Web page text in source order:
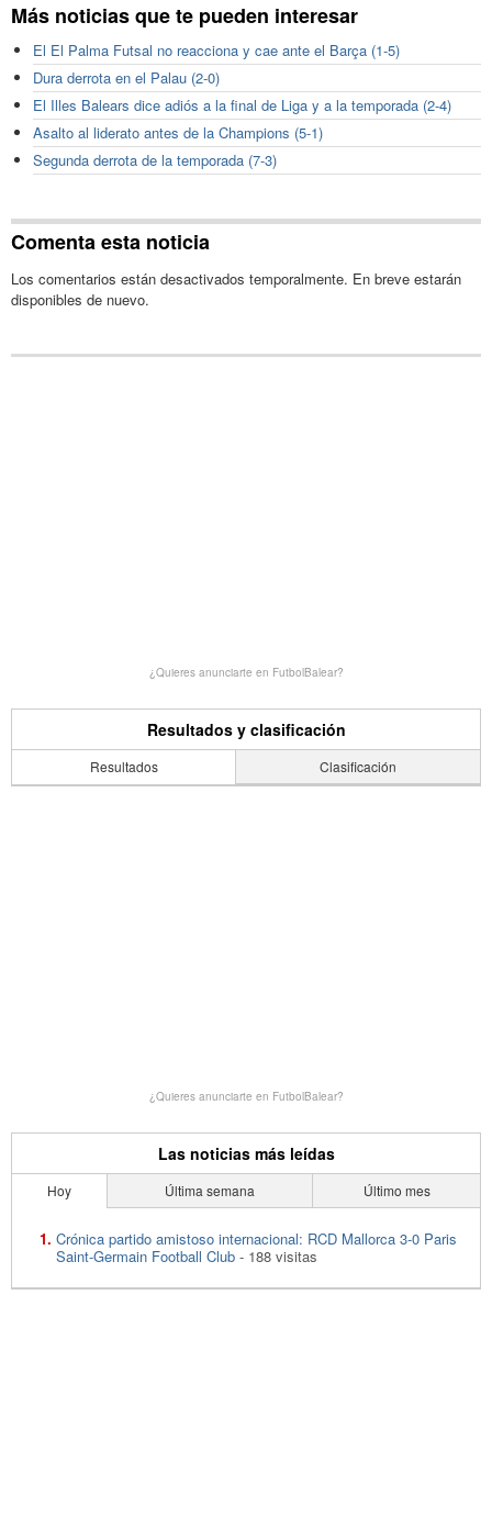
Más noticias que te pueden interesar
El El Palma Futsal no reacciona y cae ante el Barça (1-5)
Dura derrota en el Palau (2-0)
El Illes Balears dice adiós a la final de Liga y a la temporada (2-4)
Asalto al liderato antes de la Champions (5-1)
Segunda derrota de la temporada (7-3)
Comenta esta noticia
Los comentarios están desactivados temporalmente. En breve estarán
disponibles de nuevo.
¿Quieres anunciarte en FutbolBalear?
Resultados y clasificación
Resultados Clasificación
¿Quieres anunciarte en FutbolBalear?
Las noticias más leídas
Hoy Última semana Último mes
Crónica partido amistoso internacional: RCD Mallorca 3-0 Paris
Saint-Germain Football Club - 188 visitas